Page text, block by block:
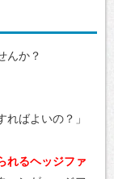
んか？
ればよいの？」
れるヘッジファ